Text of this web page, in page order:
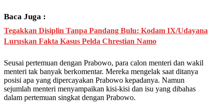
Baca Juga :
Tegakkan Disiplin Tanpa Pandang Bulu: Kodam IX/Udayana
Luruskan Fakta Kasus Pelda Chrestian Namo
Seusai pertemuan dengan Prabowo, para calon menteri dan wakil
menteri tak banyak berkomentar. Mereka mengelak saat ditanya
posisi apa yang dipercayakan Prabowo kepadanya. Namun
sejumlah menteri menyampaikan kisi-kisi dan isu yang dibahas
dalam pertemuan singkat dengan Prabowo.